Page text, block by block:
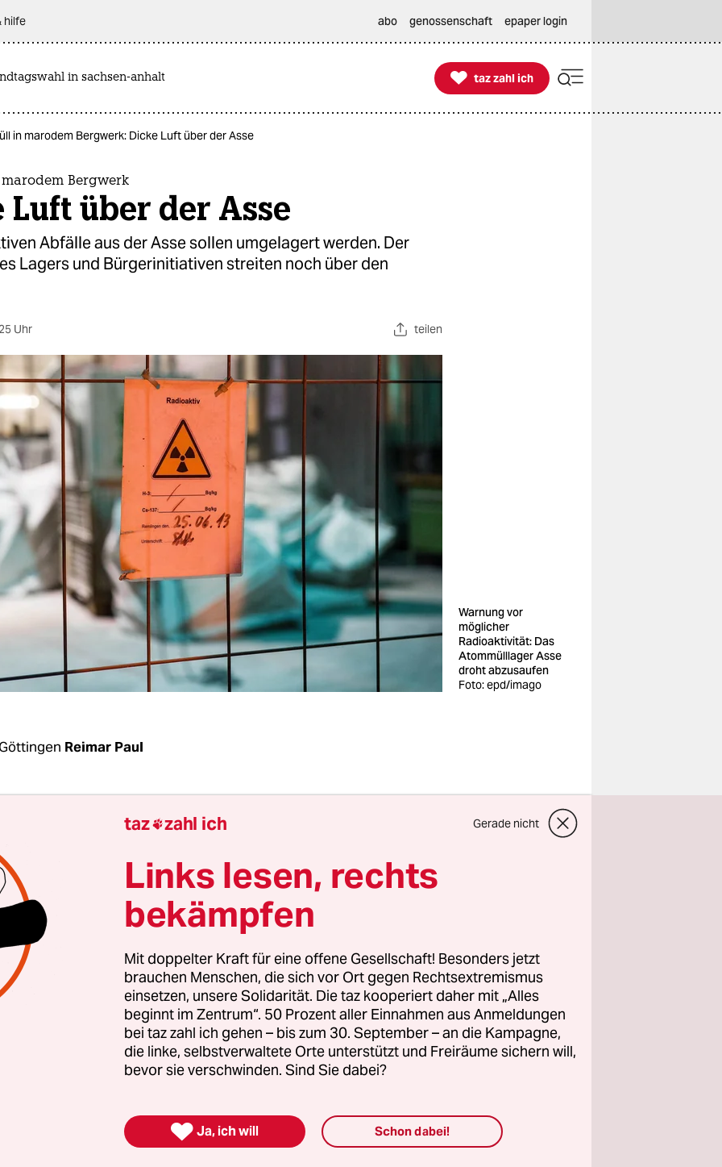
hilfe abo genossenschaft epaper login
in sachsen-anhalt 
taz zahl ich
taz zahl ich
in marodem Bergwerk: Dicke Luft über der Asse
Bergwerk
Luft über der Asse
Abfälle aus der Asse sollen umgelagert werden. Der
Lagers und Bürgerinitiativen streiten noch über den
Uhr teilen
Warnung vor
möglicher
Radioaktivität: Das
Atommülllager Asse
droht abzusaufen
Foto: epd/imago
Reimar Paul
hängt der Dezembernebel über dem Höhenzug Asse im
Kreis Wolfenbüttel. Auch politisch herrscht in der
um
das Atommülllager Asse dicke Luft. Der Betreiber, die
für Endlagerung (BGE), treibt den Bau eines
für die radioaktiven Abfälle voran, die in der maroden
Kammern vor sich hingammeln.
Behälter mit Atom- und Chemiemüll, darunter auch
radioaktives Uran, 28 Kilogramm Plutonium und
Arsen, wurden zwischen 1967 und 1978 in dem damals
„Versuchsendlager“ versenkt, dem aufgegebenen
Asse II. Weil das Bergwerk instabil ist und wie seine
Möglichkeit an die Oberfläche geholt werden.
taz zahl ich Gerade nicht
Links lesen, rechts
bekämpfen
Mit doppelter Kraft für eine offene Gesellschaft! Besonders jetzt
brauchen Menschen, die sich vor Ort gegen Rechtsextremismus
einsetzen, unsere Solidarität. Die taz kooperiert daher mit „Alles
beginnt im Zentrum“. 50 Prozent aller Einnahmen aus Anmeldungen
bei taz zahl ich gehen – bis zum 30. September – an die Kampagne,
die linke, selbstverwaltete Orte unterstützt und Freiräume sichern will,
bevor sie verschwinden. Sind Sie dabei?
 Ja, ich will Schon dabei!